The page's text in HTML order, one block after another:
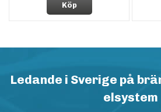
Köp
Ledande i Sverige på
elsystem